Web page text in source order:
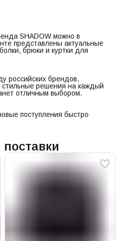
SHADOW можно в
представлены актуальные
брюки и куртки для
российских брендов,
решения на каждый
отличным выбором.
поступления быстро